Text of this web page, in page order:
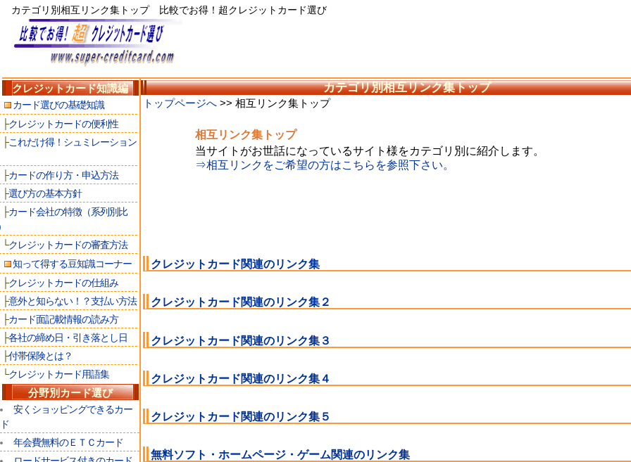
カテゴリ別相互リンク集トップ 比較でお得！超クレジットカード選び
カテゴリ別相互リンク集トップ
トップページへ >> 相互リンク集トップ
相互リンク集トップ
当サイトがお世話になっているサイト様をカテゴリ別に紹介します。
⇒相互リンクをご希望の方はこちらを参照下さい。
クレジットカード関連のリンク集
クレジットカード関連のリンク集２
クレジットカード関連のリンク集３
クレジットカード関連のリンク集４
クレジットカード関連のリンク集５
無料ソフト・ホームページ・ゲーム関連のリンク集
クレジットカード知識編
カード選びの基礎知識
├クレジットカードの便利性
├これだけ得！シュミレーション
├カードの作り方・申込方法
├選び方の基本方針
├カード会社の特徴（系列別比
└クレジットカードの審査方法
知って得する豆知識コーナー
├クレジットカードの仕組み
├意外と知らない！？支払い方法
├カード面記載情報の読み方
├各社の締め日・引き落とし日
├付帯保険とは？
└クレジットカード用語集
分野別カード選び
安くショッピングできるカー
ド
年会費無料のＥＴＣカード